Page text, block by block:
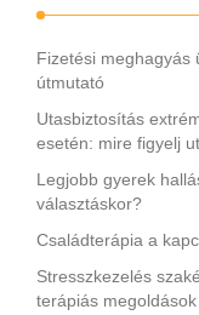
Fizetési meghagyás
útmutató
Utasbiztosítás
esetén: mire figyelj
Legjobb gyerek
választáskor?
Családterápia a
Stresszkezelés
terápiás